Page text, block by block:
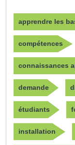
apprendre les
compétences
connaissances
demande
étudiants
installation